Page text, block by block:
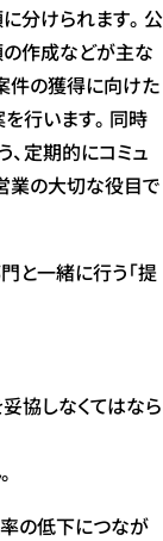
分けられます。公
の作成などが主な
件の獲得に向けた
行います。同時
、定期的にコミュ
業の大切な役目で
と一緒に行う「提
協しなくてはなら
の低下につなが